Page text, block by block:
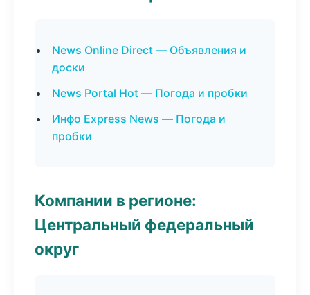
News Online Direct — Объявления и
доски
News Portal Hot — Погода и пробки
Инфо Express News — Погода и
пробки
Компании в регионе:
Центральный федеральный
округ